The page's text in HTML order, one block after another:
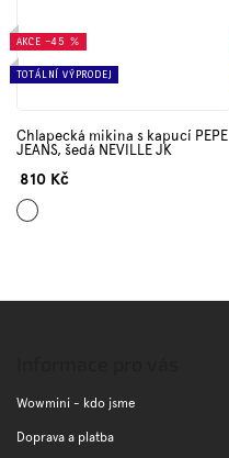
AKCE –45 %
TOTÁLNÍ VÝPRODEJ
Chlapecká mikina s kapucí PEPE
JEANS, šedá NEVILLE JK
810 Kč
Šedá
Wowmini - kdo jsme
Doprava a platba